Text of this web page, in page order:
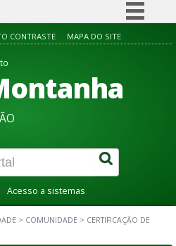
Simplifique!
Participe
Acesso à informação
Canais
CONTRASTE MAPA DO SITE
Acesso a sistemas
> COMUNIDADE > CERTIFICAÇÃO DE